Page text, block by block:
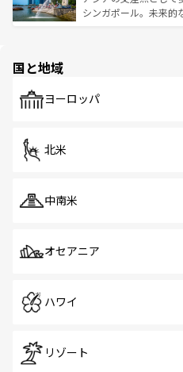
た文化、そして多様な
うな絶景から文化的な
シンガポール。未来的
で、ホーカーズは地元
国と地域
ヨーロッパ
北米
中南米
オセアニア
ハワイ
リゾート